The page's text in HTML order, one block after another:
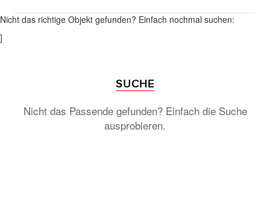
Nicht das richtige Objekt gefunden? Einfach nochmal suchen:
]
SUCHE
Nicht das Passende gefunden? Einfach die Suche
ausprobieren.